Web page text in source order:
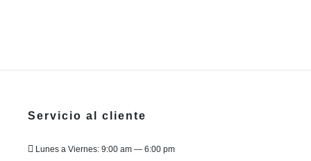
Servicio al cliente
Lunes a Viernes: 9:00 am — 6:00 pm